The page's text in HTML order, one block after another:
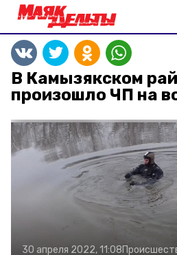
В Камызякском
произошло ЧП на
30 апреля 2022, 11:08